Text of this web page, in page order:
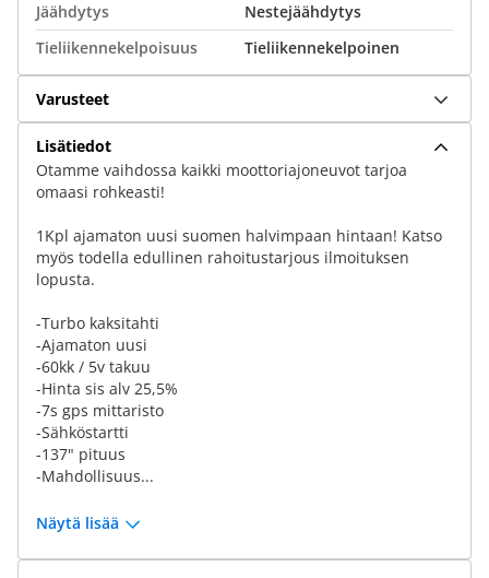
Jäähdytys
Nestejäähdytys
Tieliikennekelpoisuus
Tieliikennekelpoinen
Varusteet
Lisätiedot
Otamme vaihdossa kaikki moottoriajoneuvot tarjoa
omaasi rohkeasti!
1Kpl ajamaton uusi suomen halvimpaan hintaan! Katso
myös todella edullinen rahoitustarjous ilmoituksen
lopusta.
-Turbo kaksitahti
-Ajamaton uusi
-60kk / 5v takuu
-Hinta sis alv 25,5%
-7s gps mittaristo
-Sähköstartti
-137" pituus
-Mahdollisuus...
Näytä lisää